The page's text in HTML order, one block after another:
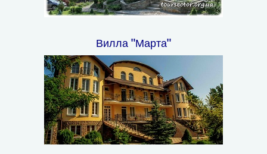
Вилла "Марта"